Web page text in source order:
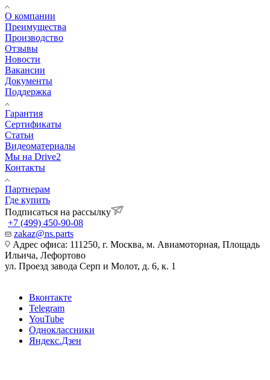
О компании
Преимущества
Производство
Отзывы
Новости
Вакансии
Документы
Поддержка
Гарантия
Сертификаты
Статьи
Видеоматериалы
Мы на Drive2
Контакты
Партнерам
Где купить
Подписаться на рассылку
+7 (499) 450-90-08
zakaz@ns.parts
Адрес офиса: 111250, г. Москва, м. Авиамоторная, Площадь
Ильича, Лефортово
ул. Проезд завода Серп и Молот, д. 6, к. 1
Вконтакте
Telegram
YouTube
Одноклассники
Яндекс.Дзен